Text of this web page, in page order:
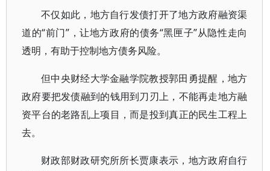
不仅如此，地方自行发债打开了地方政府融资渠
道的“前门”，让地方政府的债务“黑匣子”从隐性走向
透明，有助于控制地方债务风险。
但中央财经大学金融学院教授郭田勇提醒，地方
政府要把发债融到的钱用到刀刃上，不能再走地方融
资平台的老路乱上项目，而是投到真正的民生工程上
去。
财政部财政研究所所长贾康表示，地方政府自行